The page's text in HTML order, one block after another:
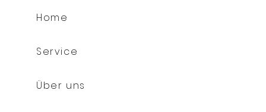
Home
Service
Über uns